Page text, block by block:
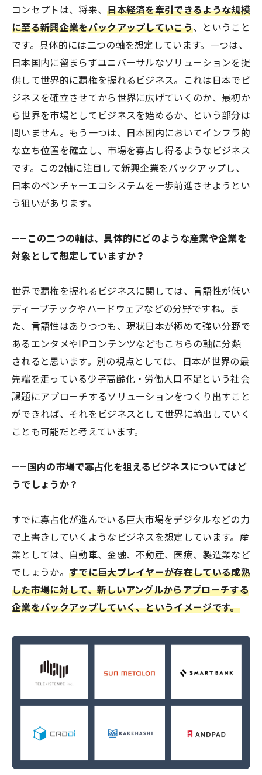
コンセプトは、将来、日本経済を牽引できるような規模
に至る新興企業をバックアップしていこう、ということ
です。具体的には二つの軸を想定しています。一つは、
日本国内に留まらずユニバーサルなソリューションを提
供して世界的に覇権を握れるビジネス。これは日本でビ
ジネスを確立させてから世界に広げていくのか、最初か
ら世界を市場としてビジネスを始めるか、という部分は
問いません。もう一つは、日本国内においてインフラ的
な立ち位置を確立し、市場を寡占し得るようなビジネス
です。この2軸に注目して新興企業をバックアップし、
日本のベンチャーエコシステムを一歩前進させようとい
う狙いがあります。
——この二つの軸は、具体的にどのような産業や企業を
対象として想定していますか？
世界で覇権を握れるビジネスに関しては、言語性が低い
ディープテックやハードウェアなどの分野ですね。ま
た、言語性はありつつも、現状日本が極めて強い分野で
あるエンタメやIPコンテンツなどもこちらの軸に分類
されると思います。別の視点としては、日本が世界の最
先端を走っている少子高齢化・労働人口不足という社会
課題にアプローチするソリューションをつくり出すこと
ができれば、それをビジネスとして世界に輸出していく
ことも可能だと考えています。
——国内の市場で寡占化を狙えるビジネスについてはど
うでしょうか？
すでに寡占化が進んでいる巨大市場をデジタルなどの力
で上書きしていくようなビジネスを想定しています。産
業としては、自動車、金融、不動産、医療、製造業など
でしょうか。 すでに巨大プレイヤーが存在している成熟
した市場に対して、新しいアングルからアプローチする
企業をバックアップしていく、というイメージです。